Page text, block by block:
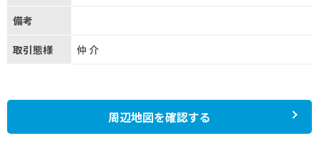
備考
取引態様 仲介
周辺地図を確認する